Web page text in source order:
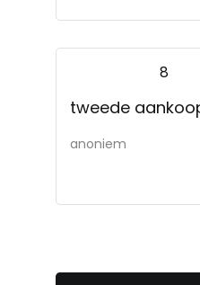
hocker binnen
van 90 euro
8
tweede
anoniem